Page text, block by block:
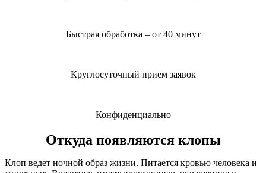
Быстрая обработка – от 40 минут
Круглосуточный прием заявок
Конфиденциально
Откуда появляются клопы
Клоп ведет ночной образ жизни. Питается кровью человека и